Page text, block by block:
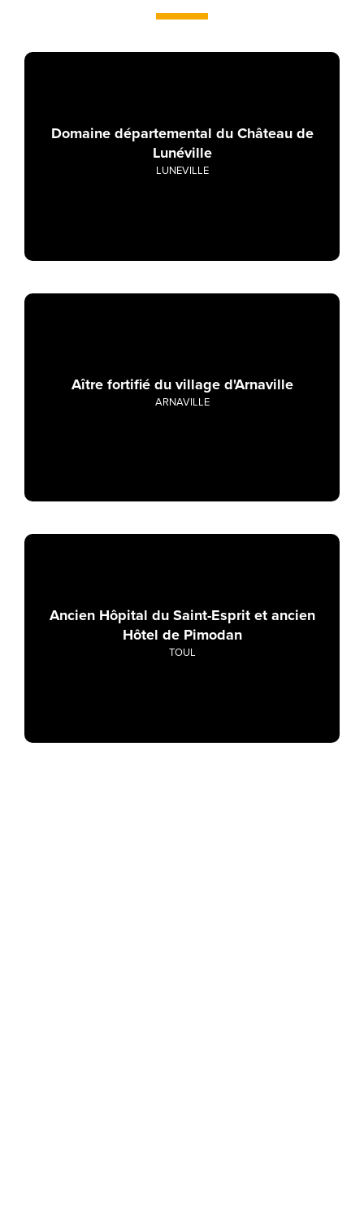
Domaine départemental du Château de
Lunéville
LUNEVILLE
Aître fortifié du village d'Arnaville
ARNAVILLE
Ancien Hôpital du Saint-Esprit et ancien
Hôtel de Pimodan
TOUL